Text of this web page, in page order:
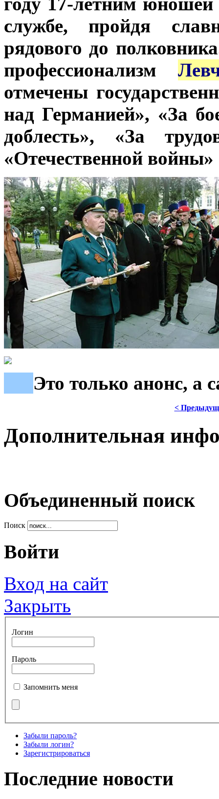
службе, пройдя
рядового до
профессионализм
отмечены
над Германией», «За
доблесть», «За
«Отечественной войны»
Это только анонс, а
<
Дополнительная
Объединенный поиск
Поиск
Войти
Вход на сайт
Закрыть
Логин
Пароль
Запомнить меня
Забыли пароль?
Забыли логин?
Зарегистрироваться
Последние новости